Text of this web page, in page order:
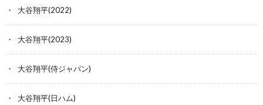
大谷翔平(2022)
大谷翔平(2023)
大谷翔平(侍ジャパン)
大谷翔平(日ハム)